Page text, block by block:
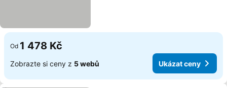
Od 1 478 Kč
Zobrazte si ceny z 5 webů Ukázat ceny